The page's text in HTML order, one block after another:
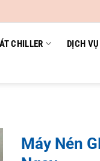
CHILLER DỊCH VỤ
Máy Nén